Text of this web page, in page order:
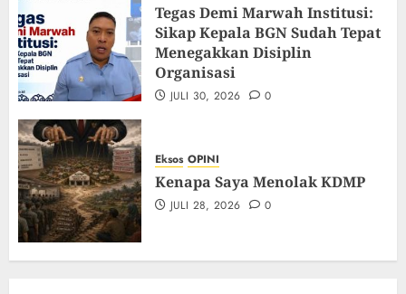
Tegas Demi Marwah Institusi:
Sikap Kepala BGN Sudah Tepat
Menegakkan Disiplin
Organisasi
JULI 30, 2026 0
Eksos OPINI
Kenapa Saya Menolak KDMP
JULI 28, 2026 0